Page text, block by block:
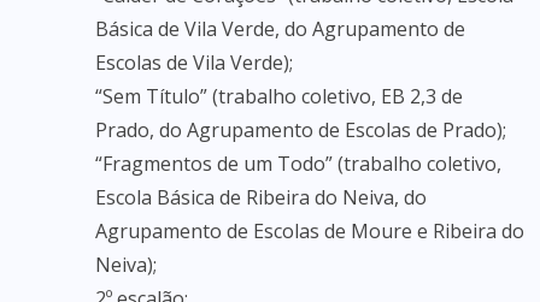
Básica de Vila Verde, do Agrupamento de
Escolas de Vila Verde);
“Sem Título” (trabalho coletivo, EB 2,3 de
Prado, do Agrupamento de Escolas de Prado);
“Fragmentos de um Todo” (trabalho coletivo,
Escola Básica de Ribeira do Neiva, do
Agrupamento de Escolas de Moure e Ribeira do
Neiva);